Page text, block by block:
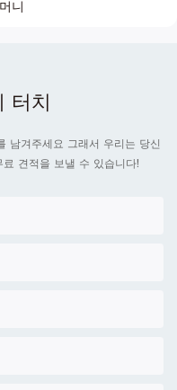
니
터치
남겨주세요 그래서 우리는 당신
견적을 보낼 수 있습니다!